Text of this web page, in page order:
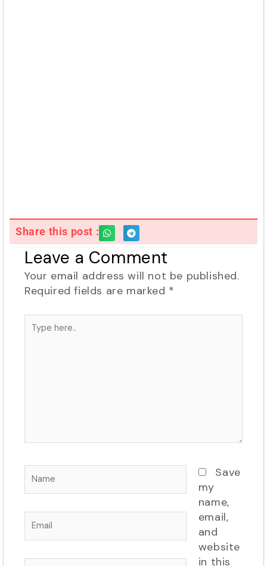
Share this post :
Leave a Comment
Your email address will not be published.
Required fields are marked *
Type
here..
Name
Email
Save
my
name,
email,
and
website
in this